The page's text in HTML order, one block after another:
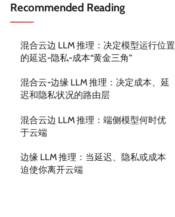
Recommended Reading
混合云边 LLM 推理：决定模型运行位置
的延迟-隐私-成本“黄金三角”
混合云-边缘 LLM 推理：决定成本、延
迟和隐私状况的路由层
混合云边 LLM 推理：端侧模型何时优
于云端
边缘 LLM 推理：当延迟、隐私或成本
迫使你离开云端